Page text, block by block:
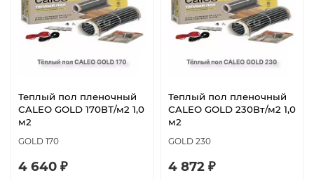
Теплый пол пленочный
CALEO GOLD 170ВТ/м2 1,0
м2
GOLD 170
4 640 ₽
Теплый пол пленочный
CALEO GOLD 230Вт/м2 1,0
м2
GOLD 230
4 872 ₽